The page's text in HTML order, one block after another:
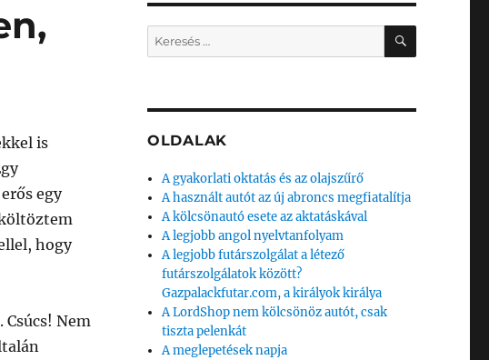
is
egy
hogy
Nem
Keresés
a
KERESÉS
OLDALAK
A gyakorlati oktatás és az olajszűrő
A használt autót az új abroncs megfiatalítja
A kölcsönautó esete az aktatáskával
A legjobb angol nyelvtanfolyam
A legjobb futárszolgálat a létező
futárszolgálatok között?
Gazpalackfutar.com, a királyok királya
A LordShop nem kölcsönöz autót, csak
tiszta pelenkát
A meglepetések napja